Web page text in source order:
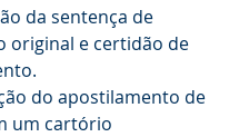
da sentença de
original e certidão de
do apostilamento de
um cartório